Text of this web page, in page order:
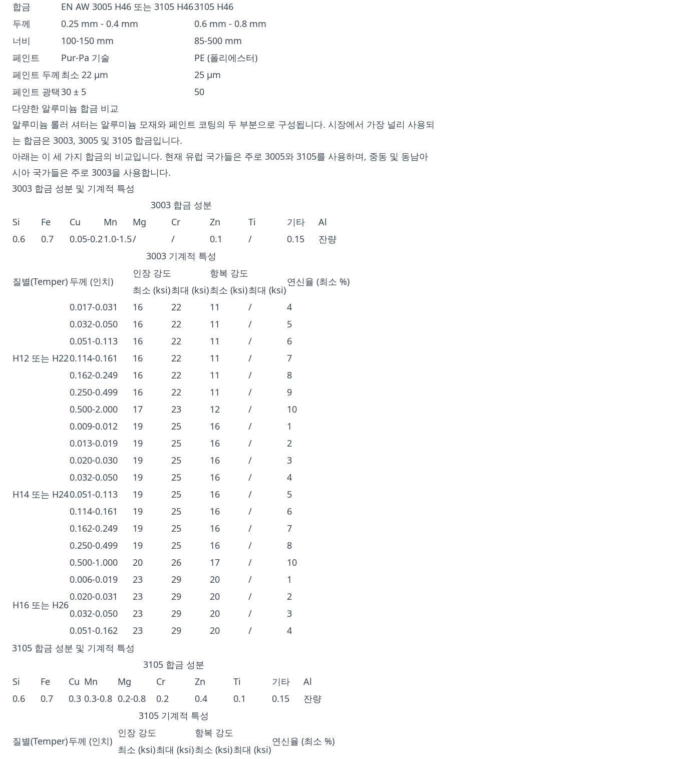
합금
EN AW 3005 H46 또는 3105 H463105 H46
두께
0.25 mm - 0.4 mm
0.6 mm - 0.8 mm
너비
100-150 mm
85-500 mm
페인트
Pur-Pa 기술
PE (폴리에스터)
페인트 두께 최소 22 µm
25 µm
페인트 광택30 ± 5
50
다양한 알루미늄 합금 비교
알루미늄 롤러 셔터는 알루미늄 모재와 페인트 코팅의 두 부분으로 구성됩니다. 시장에서 가장 널리 사용되
는 합금은 3003, 3005 및 3105 합금입니다.
아래는 이 세 가지 합금의 비교입니다. 현재 유럽 국가들은 주로 3005와 3105를 사용하며, 중동 및 동남아
시아 국가들은 주로 3003을 사용합니다.
3003 합금 성분 및 기계적 특성
3003 합금 성분
Si
Fe Cu Mn Mg Cr Zn Ti 기타
Al
0.6
0.7 0.05-0.21.0-1.5/ / 0.1 / 0.15
잔량
3003 기계적 특성
질별(Temper) 두께 (인치)
인장 강도 항복 강도
연신율 (최소 %)
최소 (ksi)최대 (ksi)최소 (ksi)최대 (ksi)
H12 또는 H22
0.017-0.031 16 22 11 /
4
0.032-0.050
16 22 11 /
5
0.051-0.113
16 22 11 /
6
0.114-0.161
16 22 11 /
7
0.162-0.249
16 22 11 /
8
0.250-0.499
16 22 11 /
9
0.500-2.000
17 23 12 / 10
H14 또는 H24
0.009-0.012 19 25 16 /
1
0.013-0.019
19 25 16 /
2
0.020-0.030
19 25 16 /
3
0.032-0.050
19 25 16 /
4
0.051-0.113
19 25 16 /
5
0.114-0.161
19 25 16 /
6
0.162-0.249
19 25 16 /
7
0.250-0.499
19 25 16 /
8
0.500-1.000
20 26 17 / 10
H16 또는 H26
0.006-0.019 23 29 20 /
1
0.020-0.031
23 29 20 /
2
0.032-0.050
23 29 20 /
3
0.051-0.162
23 29 20 /
4
3105 합금 성분 및 기계적 특성
3105 합금 성분
Si
Fe Cu Mn Mg Cr Zn Ti 기타
Al
0.6
0.7 0.3 0.3-0.8 0.2-0.8 0.2 0.4 0.1 0.15
잔량
3105 기계적 특성
질별(Temper)두께 (인치)
인장 강도 항복 강도
연신율 (최소 %)
최소 (ksi)최대 (ksi)최소 (ksi)최대 (ksi)